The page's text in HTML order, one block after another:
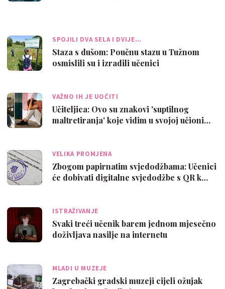
SPOJILI DVA SELA I DVIJE…
Staza s dušom: Poučnu stazu u Tužnom
osmislili su i izradili učenici
VAŽNO IH JE UOČITI
Učiteljica: Ovo su znakovi 'suptilnog
maltretiranja' koje vidim u svojoj učioni…
VELIKA PROMJENA
Zbogom papirnatim svjedodžbama: Učenici
će dobivati digitalne svjedodžbe s QR k…
ISTRAŽIVANJE
Svaki treći učenik barem jednom mjesečno
doživljava nasilje na internetu
MLADI U MUZEJE
Zagrebački gradski muzeji cijeli ožujak